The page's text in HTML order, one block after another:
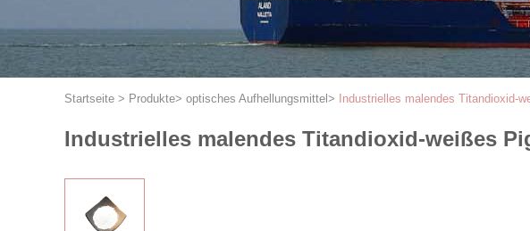
Startseite > Produkte> optisches Aufhellungsmittel > Industrielles malendes Titandioxid-
Industrielles malendes Titandioxid-weißes